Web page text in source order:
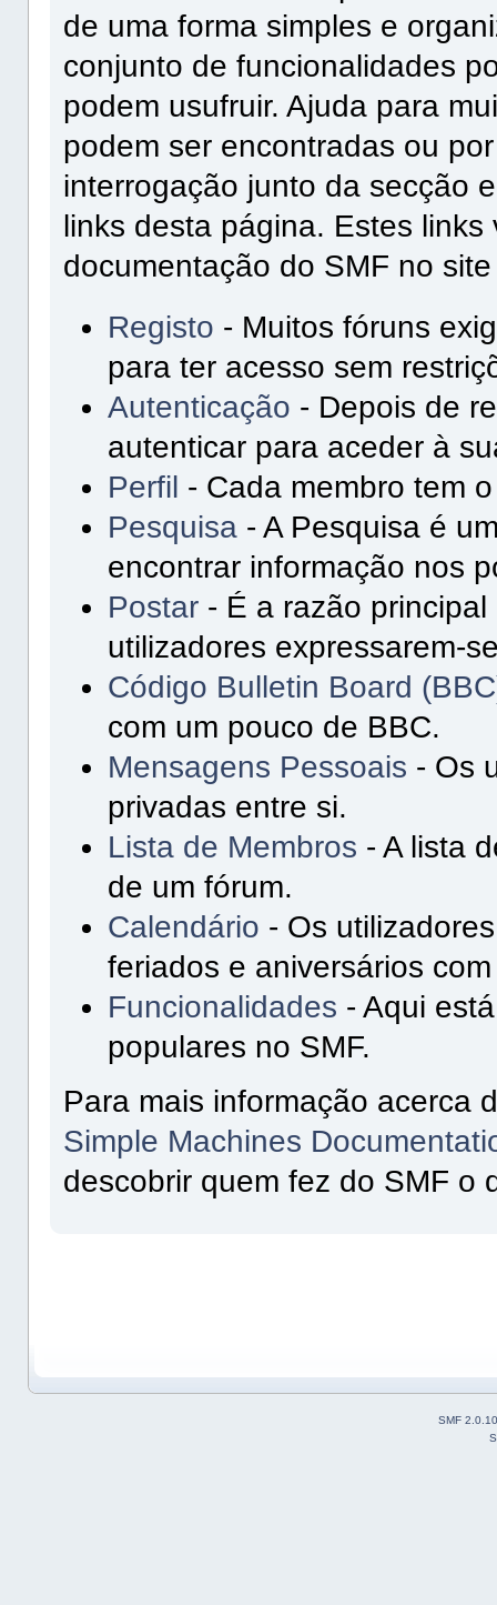
de uma forma simples e
conjunto de funcionalidades
podem usufruir. Ajuda para
podem ser encontradas ou
interrogação junto da secção
links desta página. Estes
documentação do SMF no
Registo - Muitos fóruns
para ter acesso sem
Autenticação - Depois de
autenticar para aceder à
Perfil - Cada membro tem
Pesquisa- A Pesquisa é
encontrar informação nos
Postar- É a razão principal
utilizadores expressarem-
Código Bulletin Board
com um pouco de BBC.
Mensagens Pessoais - Os
privadas entre si.
Lista de Membros - A lista
de um fórum.
Calendário - Os
feriados e aniversários
Funcionalidades - Aqui
populares no SMF.
Para mais informação acerca
Simple Machines
descobrir quem fez do SMF o
SMF 2.0.10